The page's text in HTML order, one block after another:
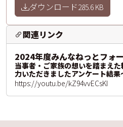
ダウンロード285.6 KB
関連リンク
2024年度みんなねっとフォ
当事者・ご家族の想いを踏まえ
力いただきましたアンケート結果
https://youtu.be/kZ94vvECsKI